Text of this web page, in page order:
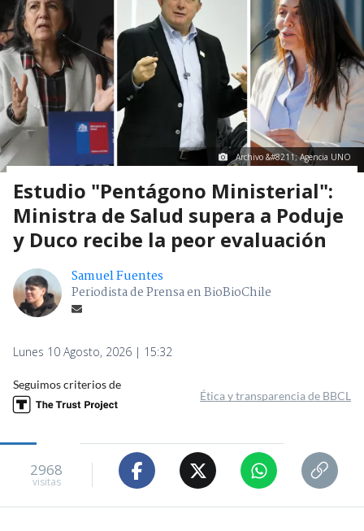
Archivo &#8211; Agencia UNO
Estudio "Pentágono Ministerial":
Ministra de Salud supera a Poduje
y Duco recibe la peor evaluación
Samuel Fuentes
Periodista de Prensa en BioBioChile
Lunes 10 Agosto, 2026 | 15:32
Seguimos criterios de
Ética y transparencia de BBCL
2968
visitas